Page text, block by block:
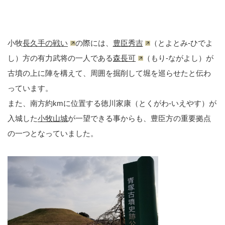
小牧長久手の戦い の際には、 豊臣秀吉
（とよとみ-ひでよ
し）方の有力武将の一人である森長可
（もり-ながよし）が
古墳の上に陣を構えて、周囲を掘削して堀を巡らせたと伝わ
っています。
また、南方約kmに位置する徳川家康（とくがわ-いえやす）が
入城した小牧山城が一望できる事からも、豊臣方の重要拠点
の一つとなっていました。